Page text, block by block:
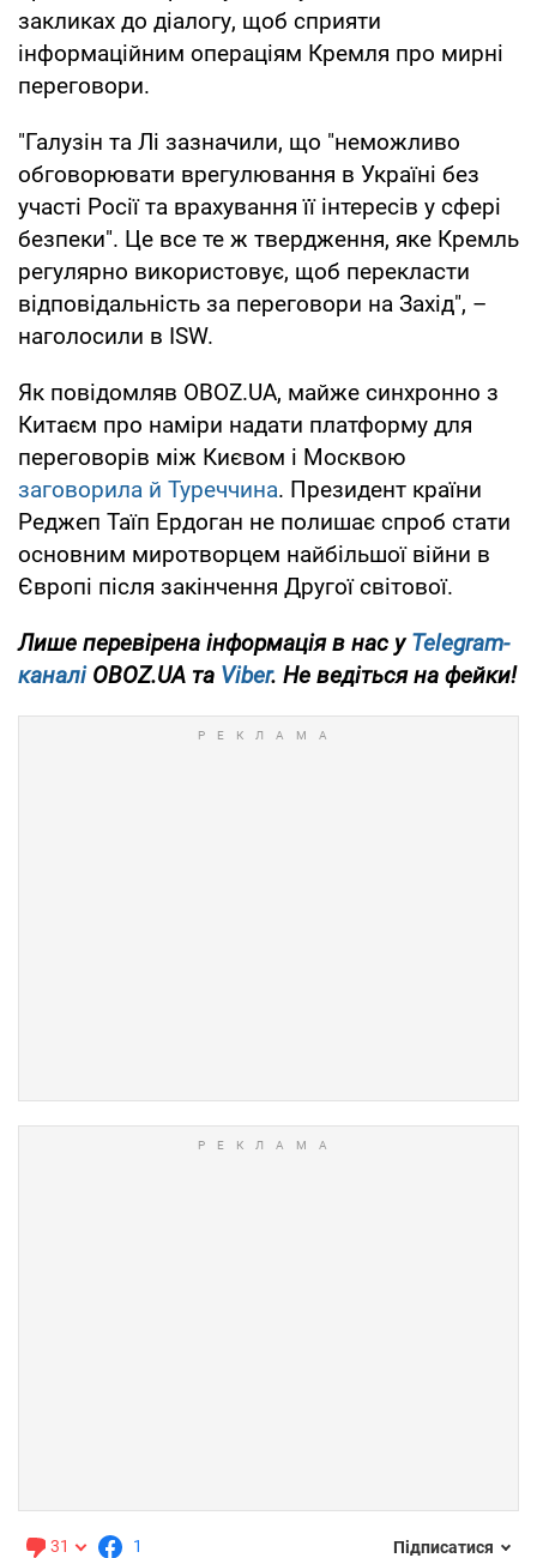
закликах до діалогу, щоб сприяти
інформаційним операціям Кремля про мирні
переговори.
"Галузін та Лі зазначили, що "неможливо
обговорювати врегулювання в Україні без
участі Росії та врахування її інтересів у сфері
безпеки". Це все те ж твердження, яке Кремль
регулярно використовує, щоб перекласти
відповідальність за переговори на Захід", –
наголосили в ISW.
Як повідомляв OBOZ.UA, майже синхронно з
Китаєм про наміри надати платформу для
переговорів між Києвом і Москвою
заговорила й Туреччина. Президент країни
Реджеп Таїп Ердоган не полишає спроб стати
основним миротворцем найбільшої війни в
Європі після закінчення Другої світової.
Лише перевірена інформація в нас уTelegram-
каналіOBOZ.UA та Viber. Не ведіться на фейки!
31 1 Підписатися